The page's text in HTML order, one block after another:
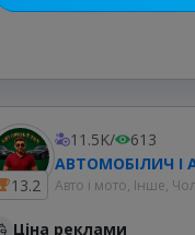
13.2
11.5K/
613
Авто і мото, Інше,
Ціна реклами